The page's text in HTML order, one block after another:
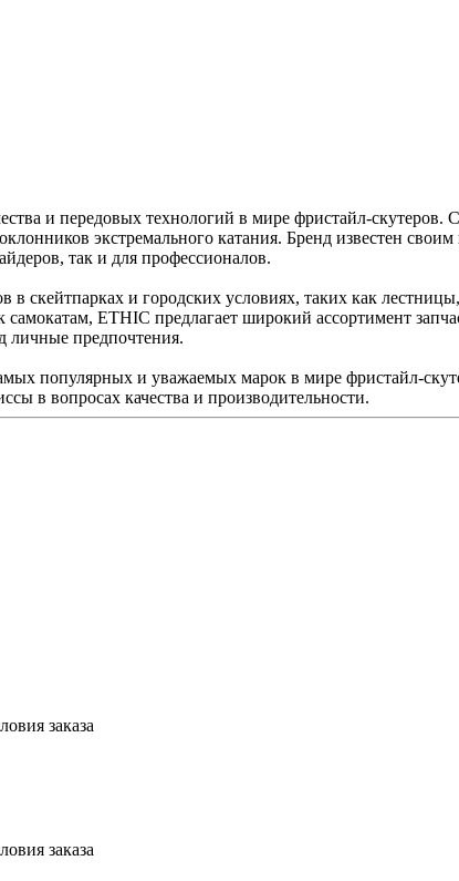
и передовых технологий в мире фристайл-
экстремального катания. Бренд известен
так и для профессионалов.
в скейтпарках и городских условиях, таких как
ETHIC предлагает широкий ассортимент
личные предпочтения.
популярных и уважаемых марок в мире фристайл-
в вопросах качества и производительности.
заказа
заказа